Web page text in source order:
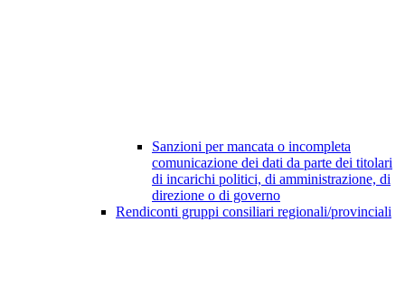
Sanzioni per mancata o incompleta
comunicazione dei dati da parte dei titolari
di incarichi politici, di amministrazione, di
direzione o di governo
Rendiconti gruppi consiliari regionali/provinciali